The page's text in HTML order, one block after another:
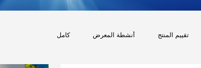
كامل أنشطة المعرض تقييم المنتج